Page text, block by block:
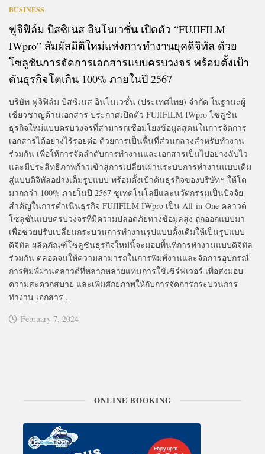
BUSINESS
ฟูจิฟิล์ม บิสซิเนส อินโนเวชั่น เปิดตัว “FUJIFILM
IWpro” สัมผัสมิติใหม่แห่งการทำงานยุคดิจิทัล ด้วย
โซลูชันการจัดการเอกสารแบบครบวงจร พร้อมตั้งเป้า
ดันธุรกิจโตเกิน 100% ภายในปี 2567
บริษัท ฟูจิฟิล์ม บิสซิเนส อินโนเวชั่น (ประเทศไทย) จำกัด ในฐานะผู้
เชี่ยวชาญด้านเอกสาร ประกาศเปิดตัว FUJIFILM IWpro โซลูชัน
ธุรกิจใหม่แบบครบวงจรที่สามารถเชื่อมโยงข้อมูลสู่คนในการจัดการ
เอกสารได้อย่างไร้รอยต่อ ด้วยการเป็นพื้นที่ส่วนกลางสำหรับทำงาน
ร่วมกัน เพื่อให้การจัดลำดับการทำงานและเอกสารเป็นไปอย่างฉับไว
และมีประสิทธิภาพก้าวเข้าสู่การเปลี่ยนผ่านระบบการทำงานแบบเดิม
สู่แบบดิจิทัลอย่างเต็มรูปแบบ พร้อมตั้งเป้าดันธุรกิจของบริษัทฯ ให้โต
มากกว่า 100% ภายในปี 2567 ชูเทคโนโลยีและนวัตกรรมเป็นปัจจัย
สำคัญในการดำเนินธุรกิจ FUJIFILM IWpro เป็น All-in-One คลาวด์
โซลูชันแบบครบวงจรที่มีความปลอดภัยทางข้อมูลสูง ถูกออกแบบมา
เพื่อช่วยปรับเปลี่ยนกระบวนการทำงานรูปแบบดั้งเดิมให้เป็นรูปแบบ
ดิจิทัล ผลิตภัณฑ์โซลูชันธุรกิจใหม่นี้จะมอบพื้นที่การทำงานแบบดิจิทัล
ร่วมกัน ตลอดจนให้ความสามารถในการพิมพ์งานและจัดการอุปกรณ์
การพิมพ์ผ่านคลาวด์ที่หลากหลายแทนการใช้เซิร์ฟเวอร์ เพื่อส่งมอบ
ความสะดวกสบาย และเพิ่มศักยภาพให้กับการจัดการกระบวนการ
ทำงาน เอกสาร...
February 7, 2024
ONLINE BOOKING